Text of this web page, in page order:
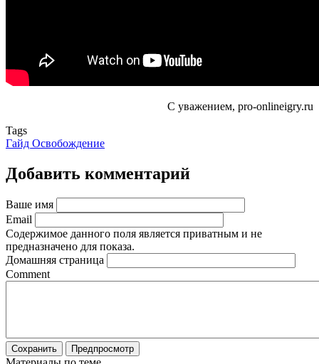
С уважением, pro-onlineigry.ru
Tags
Гайд Освобождение
Добавить комментарий
Ваше имя
Email
Содержимое данного поля является приватным и не
предназначено для показа.
Домашняя страница
Comment